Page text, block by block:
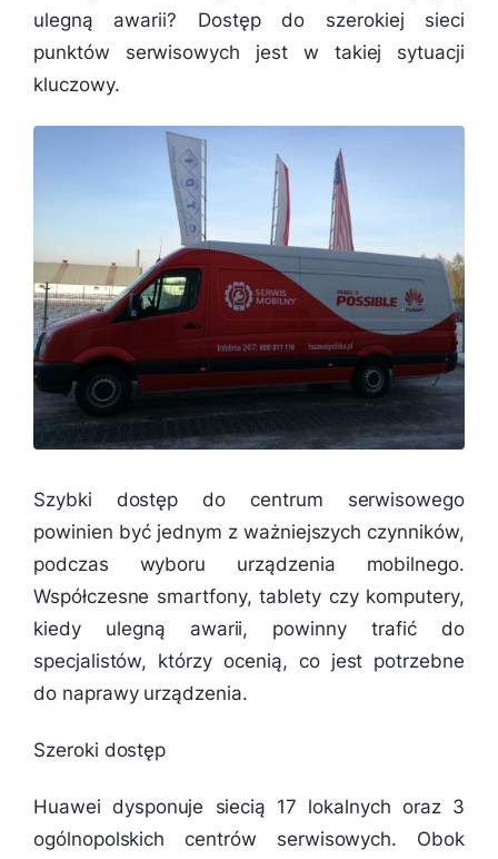
ulegną awarii? Dostęp do szerokiej sieci
punktów serwisowych jest w takiej sytuacji
kluczowy.
Szybki dostęp do centrum serwisowego
powinien być jednym z ważniejszych czynników,
podczas wyboru urządzenia mobilnego.
Współczesne smartfony, tablety czy komputery,
kiedy ulegną awarii, powinny trafić do
specjalistów, którzy ocenią, co jest potrzebne
do naprawy urządzenia.
Szeroki dostęp
Huawei dysponuje siecią 17 lokalnych oraz 3
ogólnopolskich centrów serwisowych. Obok